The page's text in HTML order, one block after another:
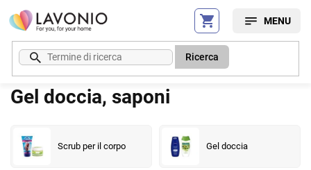
Vai
contenuto
Ricerca
Gel doccia, saponi
Scrub per il corpo Gel doccia